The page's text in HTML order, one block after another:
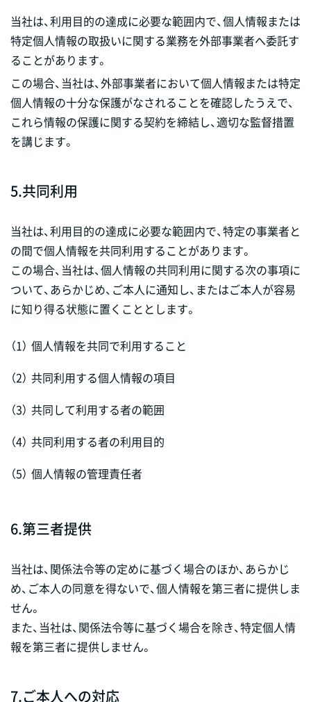
当社は、利用目的の達成に必要な範囲内で、個人情報または
特定個人情報の取扱いに関する業務を外部事業者へ委託す
ることがあります。
この場合、当社は、外部事業者において個人情報または特定
個人情報の十分な保護がなされることを確認したうえで、
これら情報の保護に関する契約を締結し、適切な監督措置
を講じます。
5.共同利用
当社は、利用目的の達成に必要な範囲内で、特定の事業者と
の間で個人情報を共同利用することがあります。
この場合、当社は、個人情報の共同利用に関する次の事項に
ついて、あらかじめ、ご本人に通知し、またはご本人が容易
に知り得る状態に置くこととします。
（1） 個人情報を共同で利用すること
（2） 共同利用する個人情報の項目
（3） 共同して利用する者の範囲
（4） 共同利用する者の利用目的
（5） 個人情報の管理責任者
6.第三者提供
当社は、関係法令等の定めに基づく場合のほか、あらかじ
め、ご本人の同意を得ないで、個人情報を第三者に提供しま
せん。
また、当社は、関係法令等に基づく場合を除き、特定個人情
報を第三者に提供しません。
7.ご本人への対応